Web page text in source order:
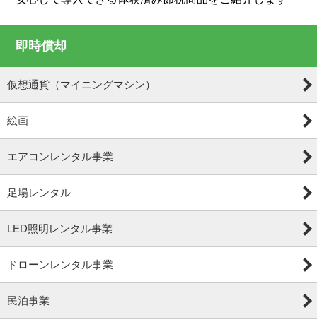
即時償却
仮想通貨（マイニングマシン）
絵画
エアコンレンタル事業
足場レンタル
LED照明レンタル事業
ドローンレンタル事業
民泊事業